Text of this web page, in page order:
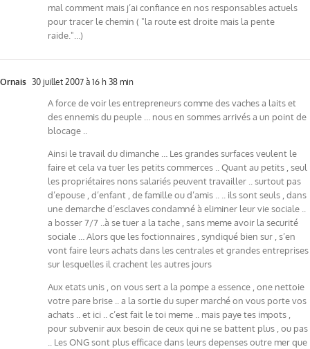
mal comment mais j’ai confiance en nos responsables actuels
pour tracer le chemin ( "la route est droite mais la pente
raide."…)
Ornais 30 juillet 2007 à 16 h 38 min
A force de voir les entrepreneurs comme des vaches a laits et
des ennemis du peuple … nous en sommes arrivés a un point de
blocage ..
Ainsi le travail du dimanche … Les grandes surfaces veulent le
faire et cela va tuer les petits commerces .. Quant au petits , seul
les propriétaires nons salariés peuvent travailler .. surtout pas
d’epouse , d’enfant , de famille ou d’amis .. .. ils sont seuls , dans
une demarche d’esclaves condamné à eliminer leur vie sociale ..
a bosser 7/7 ..à se tuer a la tache , sans meme avoir la securité
sociale … Alors que les foctionnaires , syndiqué bien sur , s’en
vont faire leurs achats dans les centrales et grandes entreprises
sur lesquelles il crachent les autres jours
Aux etats unis , on vous sert a la pompe a essence , one nettoie
votre pare brise .. a la sortie du super marché on vous porte vos
achats .. et ici .. c’est fait le toi meme .. mais paye tes impots ,
pour subvenir aux besoin de ceux qui ne se battent plus , ou pas
.. Les ONG sont plus efficace dans leurs depenses outre mer que